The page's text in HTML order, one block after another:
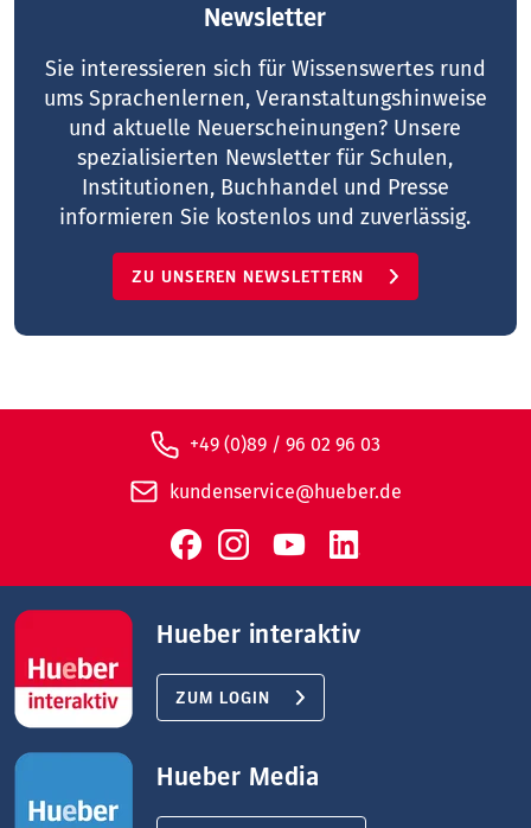
Newsletter
Sie interessieren sich für Wissenswertes rund
ums Sprachenlernen, Veranstaltungshinweise
und aktuelle Neuerscheinungen? Unsere
spezialisierten Newsletter für Schulen,
Institutionen, Buchhandel und Presse
informieren Sie kostenlos und zuverlässig.
ZU UNSEREN NEWSLETTERN
+49 (0)89 / 96 02 96 03
kundenservice@hueber.de
Hueber interaktiv
ZUM LOGIN
Hueber Media